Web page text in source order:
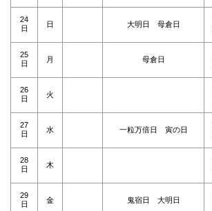
24
日
日 大明日 母倉日
25
日
月 母倉日
26
日
火
27
日
水 一粒万倍日 寅の日
28
日
木
29
日
金 鬼宿日 大明日